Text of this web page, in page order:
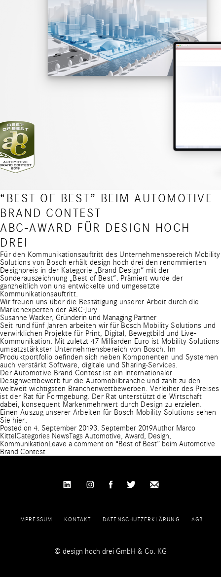
“BEST OF BEST” BEIM AUTOMOTIVE
BRAND CONTEST
ABC-AWARD FÜR DESIGN HOCH
DREI
Für den Kommunikationsauftritt des Unternehmensbereich Mobility
Solutions von Bosch erhält design hoch drei den renommierten
Designpreis in der Kategorie „Brand Design“ mit der
Sonderauszeichnung „Best of Best“. Prämiert wurde der
ganzheitlich von uns entwickelte und umgesetzte
Kommunikationsauftritt.
Wir freuen uns über die Bestätigung unserer Arbeit durch die
Markenexperten der ABC-Jury
Susanne Wacker, Gründerin und Managing Partner
Seit rund fünf Jahren arbeiten wir für Bosch Mobility Solutions und
verwirklichen Projekte für Print, Digital, Bewegtbild und Live-
Kommunikation. Mit zuletzt 47 Milliarden Euro ist Mobility Solutions
umsatzstärkster Unternehmensbereich von Bosch. Im
Produktportfolio befinden sich neben Komponenten und Systemen
auch verstärkt Software, digitale und Sharing-Services.
Der Automotive Brand Contest ist ein internationaler
Designwettbewerb für die Automobilbranche und zählt zu den
weltweit wichtigsten Branchenwettbewerben. Verleiher des Preises
ist der Rat für Formgebung. Der Rat unterstützt die Wirtschaft
dabei, konsequent Markenmehrwert durch Design zu erzielen.
Einen Auszug unserer Arbeiten für Bosch Mobility Solutions sehen
Sie hier.
Posted on 4. September 20193. September 2019Author Marco
KittelCategories NewsTags Automotive, Award, Design,
KommunikationLeave a comment on “Best of Best” beim Automotive
Brand Contest
IMPRESSUM KONTAKT DATENSCHUTZERKLÄRUNG AGB
© design hoch drei GmbH & Co. KG